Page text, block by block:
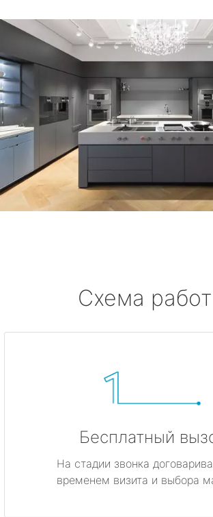
Схема
Бесплатный
На стадии звонка
временем визита и выбора